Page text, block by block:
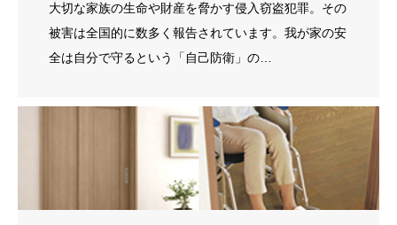
大切な家族の生命や財産を脅かす侵入窃盗犯罪。その
被害は全国的に数多く報告されています。我が家の安
全は自分で守るという「自己防衛」の…